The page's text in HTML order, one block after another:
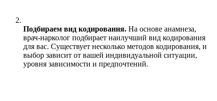
Подбираем вид кодирования. На основе анамнеза,
врач-нарколог подбирает наилучший вид кодирования
для вас. Существует несколько методов кодирования, и
выбор зависит от вашей индивидуальной ситуации,
уровня зависимости и предпочтений.